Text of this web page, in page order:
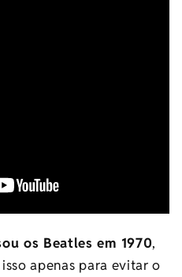
os Beatles em 1970,
apenas para evitar o